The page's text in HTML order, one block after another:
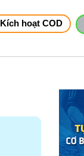
Kích hoạt COD